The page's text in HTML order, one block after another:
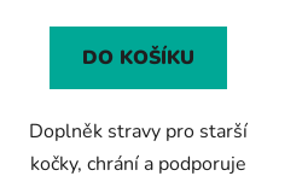
z
DO KOŠÍKU
Doplněk stravy pro starší
kočky, chrání a podporuje